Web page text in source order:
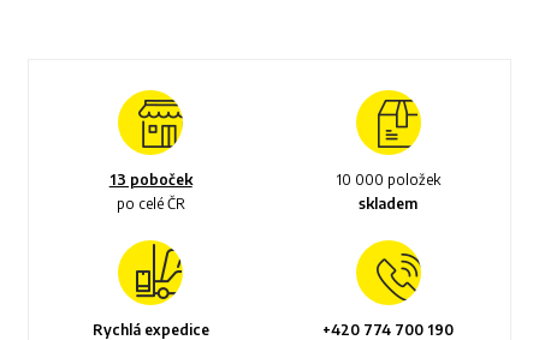
13 poboček
po celé ČR
10 000 položek
skladem
Rychlá expedice
+420 774 700 190